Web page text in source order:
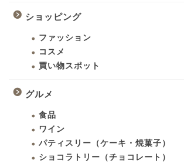
ショッピング
ファッション
コスメ
買い物スポット
グルメ
食品
ワイン
パティスリー（ケーキ・焼菓子）
ショコラトリー（チョコレート）